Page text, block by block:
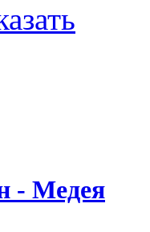
- Медея